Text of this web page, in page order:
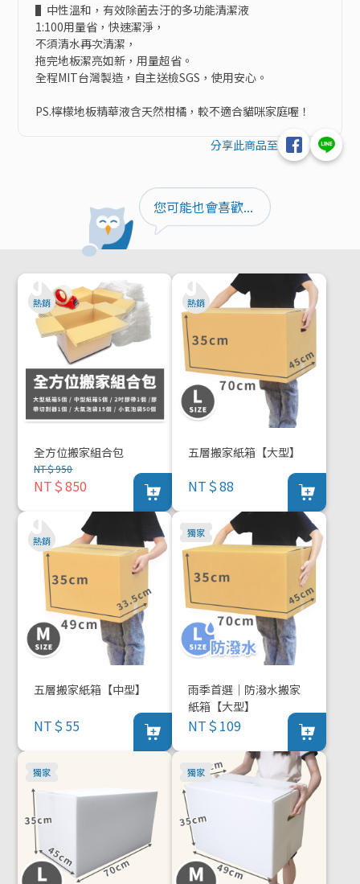
▌中性溫和，有效除菌去汙的多功能清潔液
1:100用量省，快速潔淨，
不須清水再次清潔，
拖完地板潔亮如新，用量超省。
全程MIT台灣製造，自主送檢SGS，使用安心。
PS.檸檬地板精華液含天然柑橘，較不適合貓咪家庭喔！
分享此商品至
您可能也會喜歡...
全方位搬家組合包
NT＄950
NT＄850
五層搬家紙箱【大型】
NT＄88
五層搬家紙箱【中型】
NT＄55
雨季首選｜防潑水搬家
紙箱【大型】
NT＄109